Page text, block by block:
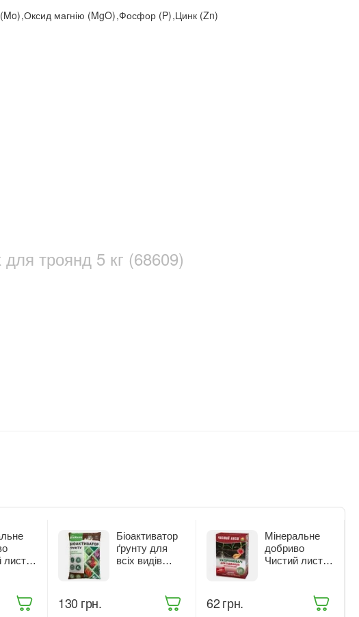
(Mo),Оксид магнію (MgO),Фосфор (P),Цинк (Zn)
троянд 5 кг (68609)
лист
Біоактиватор
ґрунту для
всіх видів
БіоХелп 5 л
(ТД0031988)
‍130‍ грн.
Мінеральне
добриво
Чистий лист
‍62‍грн.